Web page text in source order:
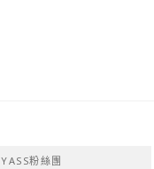
YASS粉絲團